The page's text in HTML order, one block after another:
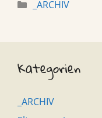
Categories
_ARCHIV
Kategorien
_ARCHIV